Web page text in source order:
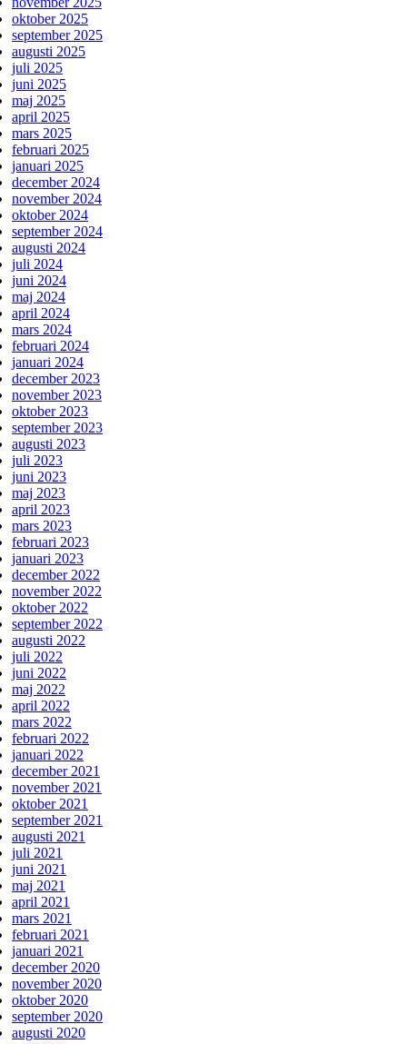
oktober 2025
september 2025
augusti 2025
juli 2025
juni 2025
maj 2025
april 2025
mars 2025
februari 2025
januari 2025
december 2024
november 2024
oktober 2024
september 2024
augusti 2024
juli 2024
juni 2024
maj 2024
april 2024
mars 2024
februari 2024
januari 2024
december 2023
november 2023
oktober 2023
september 2023
augusti 2023
juli 2023
juni 2023
maj 2023
april 2023
mars 2023
februari 2023
januari 2023
december 2022
november 2022
oktober 2022
september 2022
augusti 2022
juli 2022
juni 2022
maj 2022
april 2022
mars 2022
februari 2022
januari 2022
december 2021
november 2021
oktober 2021
september 2021
augusti 2021
juli 2021
juni 2021
maj 2021
april 2021
mars 2021
februari 2021
januari 2021
december 2020
november 2020
oktober 2020
september 2020
augusti 2020